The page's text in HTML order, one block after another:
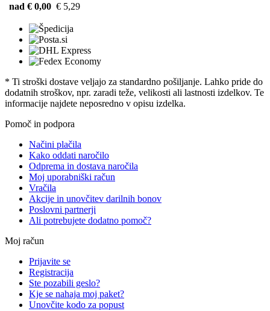
nad € 0,00 € 5,29
* Ti stroški dostave veljajo za standardno pošiljanje. Lahko pride do
dodatnih stroškov, npr. zaradi teže, velikosti ali lastnosti izdelkov. Te
informacije najdete neposredno v opisu izdelka.
Pomoč in podpora
Načini plačila
Kako oddati naročilo
Odprema in dostava naročila
Moj uporabniški račun
Vračila
Akcije in unovčitev darilnih bonov
Poslovni partnerji
Ali potrebujete dodatno pomoč?
Moj račun
Prijavite se
Registracija
Ste pozabili geslo?
Kje se nahaja moj paket?
Unovčite kodo za popust